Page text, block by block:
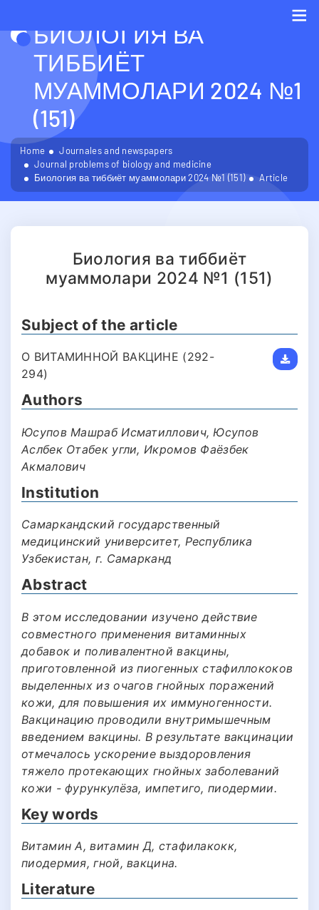
БИОЛОГИЯ ВА
ТИББИЁТ
МУАММОЛАРИ 2024 №1
(151)
Home
Journales and newspapers
Journal problems of biology and medicine
Биология ва тиббиёт муаммолари 2024 №1 (151)
Article
Биология ва тиббиёт
муаммолари 2024 №1 (151)
Subject of the article
О ВИТАМИННОЙ ВАКЦИНЕ (292-
294)
Authors
Юсупов Машраб Исматиллович, Юсупов
Аслбек Отабек угли, Икромов Фаёзбек
Акмалович
Institution
Самаркандский государственный
медицинский университет, Республика
Узбекистан, г. Самарканд
Abstract
В этом исследовании изучено действие
совместного применения витаминных
добавок и поливалентной вакцины,
приготовленной из пиогенных стафиллококов
выделенных из очагов гнойных поражений
кожи, для повышения их иммуногенности.
Вакцинацию проводили внутримышечным
введением вакцины. В результате вакцинации
отмечалось ускорение выздоровления
тяжело протекающих гнойных заболеваний
кожи - фурункулёза, импетиго, пиодермии.
Key words
Витамин А, витамин Д, стафилакокк,
пиодермия, гной, вакцина.
Literature